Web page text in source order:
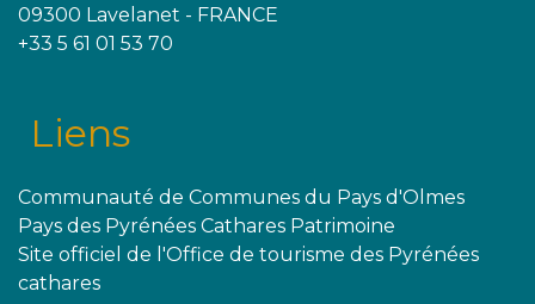
09300 Lavelanet - FRANCE
+33 5 61 01 53 70
Liens
Communauté de Communes du Pays d'Olmes
Pays des Pyrénées Cathares Patrimoine
Site officiel de l'Office de tourisme des Pyrénées
cathares